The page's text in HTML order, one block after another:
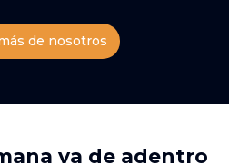
de nosotros
va de adentro